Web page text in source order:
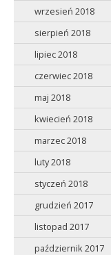
wrzesień 2018
sierpień 2018
lipiec 2018
czerwiec 2018
maj 2018
kwiecień 2018
marzec 2018
luty 2018
styczeń 2018
grudzień 2017
listopad 2017
październik 2017